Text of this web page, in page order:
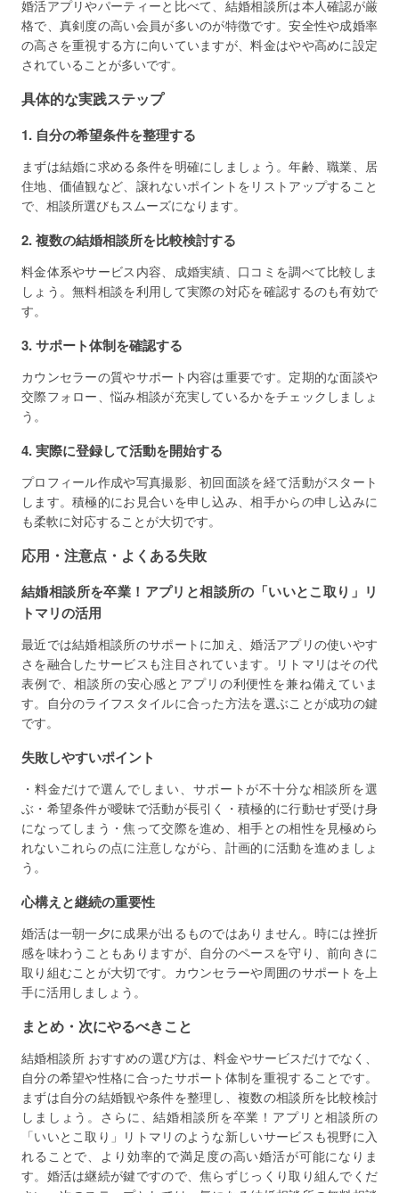
婚活アプリやパーティーと比べて、結婚相談所は本人確認が厳
格で、真剣度の高い会員が多いのが特徴です。安全性や成婚率
の高さを重視する方に向いていますが、料金はやや高めに設定
されていることが多いです。
具体的な実践ステップ
1. 自分の希望条件を整理する
まずは結婚に求める条件を明確にしましょう。年齢、職業、居
住地、価値観など、譲れないポイントをリストアップすること
で、相談所選びもスムーズになります。
2. 複数の結婚相談所を比較検討する
料金体系やサービス内容、成婚実績、口コミを調べて比較しま
しょう。無料相談を利用して実際の対応を確認するのも有効で
す。
3. サポート体制を確認する
カウンセラーの質やサポート内容は重要です。定期的な面談や
交際フォロー、悩み相談が充実しているかをチェックしましょ
う。
4. 実際に登録して活動を開始する
プロフィール作成や写真撮影、初回面談を経て活動がスタート
します。積極的にお見合いを申し込み、相手からの申し込みに
も柔軟に対応することが大切です。
応用・注意点・よくある失敗
結婚相談所を卒業！アプリと相談所の「いいとこ取り」リ
トマリの活用
最近では結婚相談所のサポートに加え、婚活アプリの使いやす
さを融合したサービスも注目されています。リトマリはその代
表例で、相談所の安心感とアプリの利便性を兼ね備えていま
す。自分のライフスタイルに合った方法を選ぶことが成功の鍵
です。
失敗しやすいポイント
・料金だけで選んでしまい、サポートが不十分な相談所を選
ぶ・希望条件が曖昧で活動が長引く・積極的に行動せず受け身
になってしまう・焦って交際を進め、相手との相性を見極めら
れないこれらの点に注意しながら、計画的に活動を進めましょ
う。
心構えと継続の重要性
婚活は一朝一夕に成果が出るものではありません。時には挫折
感を味わうこともありますが、自分のペースを守り、前向きに
取り組むことが大切です。カウンセラーや周囲のサポートを上
手に活用しましょう。
まとめ・次にやるべきこと
結婚相談所 おすすめの選び方は、料金やサービスだけでなく、
自分の希望や性格に合ったサポート体制を重視することです。
まずは自分の結婚観や条件を整理し、複数の相談所を比較検討
しましょう。さらに、結婚相談所を卒業！アプリと相談所の
「いいとこ取り」リトマリのような新しいサービスも視野に入
れることで、より効率的で満足度の高い婚活が可能になりま
す。婚活は継続が鍵ですので、焦らずじっくり取り組んでくだ